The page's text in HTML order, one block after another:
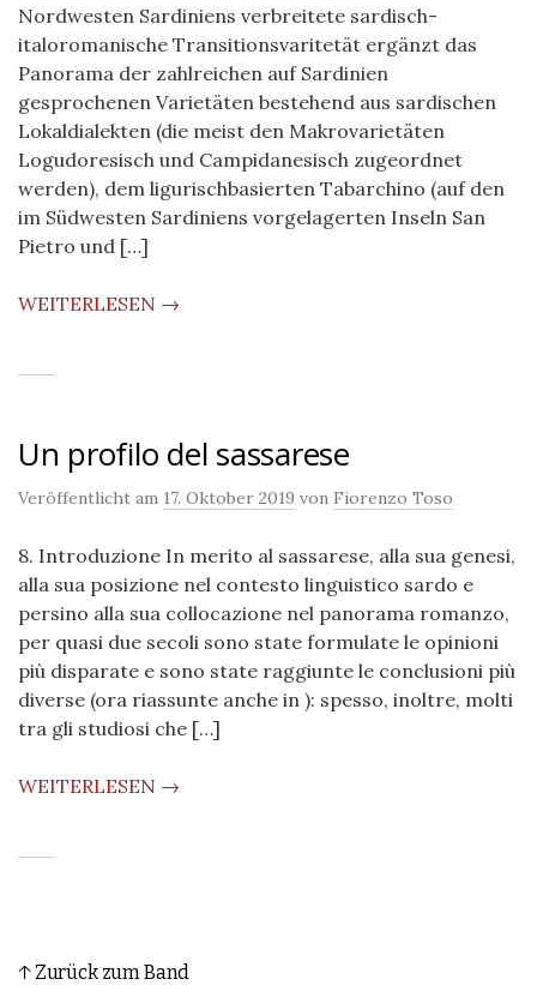
Nordwesten Sardiniens verbreitete sardisch-
italoromanische Transitionsvaritetät ergänzt das
Panorama der zahlreichen auf Sardinien
gesprochenen Varietäten bestehend aus sardischen
Lokaldialekten (die meist den Makrovarietäten
Logudoresisch und Campidanesisch zugeordnet
werden), dem ligurischbasierten Tabarchino (auf den
im Südwesten Sardiniens vorgelagerten Inseln San
Pietro und […]
WEITERLESEN →
Un profilo del sassarese
Veröffentlicht am 17. Oktober 2019 von Fiorenzo Toso
8. Introduzione In merito al sassarese, alla sua genesi,
alla sua posizione nel contesto linguistico sardo e
persino alla sua collocazione nel panorama romanzo,
per quasi due secoli sono state formulate le opinioni
più disparate e sono state raggiunte le conclusioni più
diverse (ora riassunte anche in ): spesso, inoltre, molti
tra gli studiosi che […]
WEITERLESEN →
↑ Zurück zum Band